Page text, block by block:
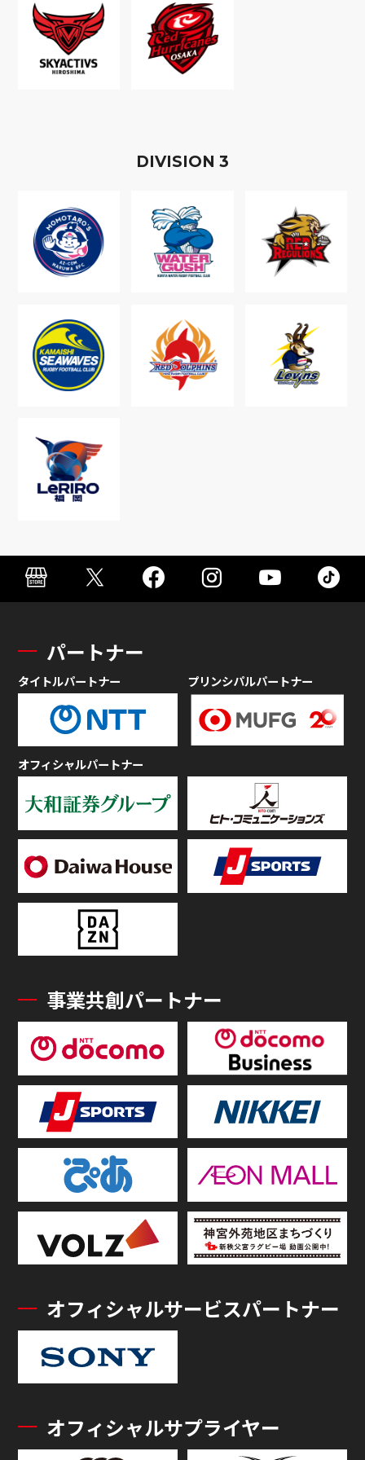
DIVISION 3
パートナー
タイトルパートナー プリンシパルパートナー
オフィシャルパートナー
事業共創パートナー
オフィシャルサービスパートナー
オフィシャルサプライヤー